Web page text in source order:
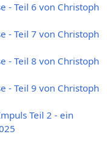
- Teil 6 von Christoph
- Teil 7 von Christoph
- Teil 8 von Christoph
- Teil 9 von Christoph
Teil 2 - ein